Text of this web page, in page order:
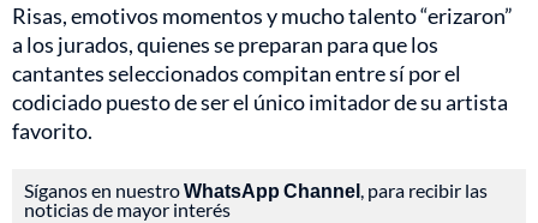
Risas, emotivos momentos y mucho talento “erizaron”
a los jurados, quienes se preparan para que los
cantantes seleccionados compitan entre sí por el
codiciado puesto de ser el único imitador de su artista
favorito.
Síganos en nuestroWhatsApp Channel, para recibir las
noticias de mayor interés